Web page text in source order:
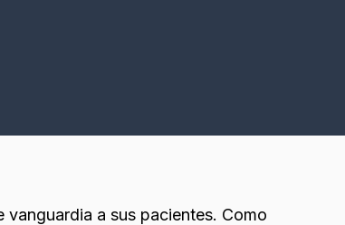
a sus pacientes. Como